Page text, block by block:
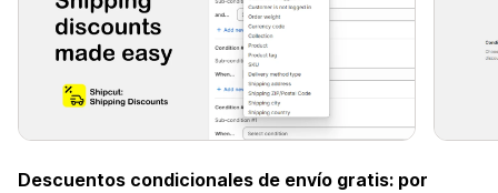
Descuentos condicionales de envío gratis: por